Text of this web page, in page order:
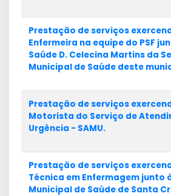
Prestação de serviços
Enfermeira na equipe do PSF
Saúde D. Celecina Martins da
Municipal de Saúde deste
Prestação de serviços
Motorista do Serviço de
Urgência - SAMU.
Prestação de serviços
Técnica em Enfermagem junto
Municipal de Saúde de Santa